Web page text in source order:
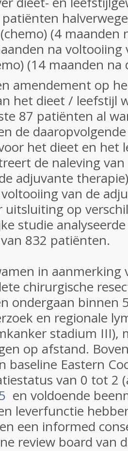
patiënten
(4 maanden
na voltooiing
(14 maanden na
amendement op
het dieet / leefstijl
87 patiënten al
de
het dieet en het
de naleving
adjuvante
van de
uitsluiting op
studie
832 patiënten.
in aanmerking
chirurgische
ondergaan binnen
en regionale
stadium III),
op afstand.
baseline Eastern
van 0 tot 2
en voldoende
leverfunctie
een informed
review board van